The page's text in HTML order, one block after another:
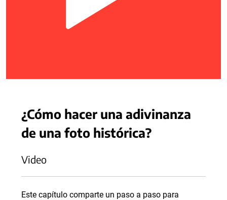
¿Cómo hacer una adivinanza
de una foto histórica?
Video
Este capítulo comparte un paso a paso para